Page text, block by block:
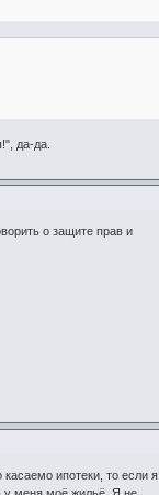
да-да.
о защите прав и
ипотеки, то если я